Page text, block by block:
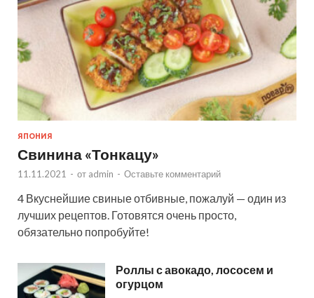
ЯПОНИЯ
Свинина «Тонкацу»
11.11.2021 - от admin - Оставьте комментарий
4 Вкуснейшие свиные отбивные, пожалуй — один из
лучших рецептов. Готовятся очень просто,
обязательно попробуйте!
Роллы с авокадо, лососем и
огурцом